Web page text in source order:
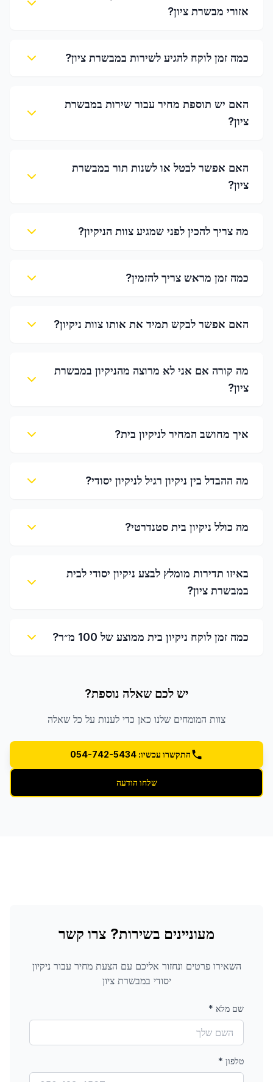
אזורי מבשרת ציון?
כמה זמן לוקח להגיע לשירות במבשרת ציון?
האם יש תוספת מחיר עבור שירות במבשרת
ציון?
האם אפשר לבטל או לשנות תור במבשרת
ציון?
מה צריך להכין לפני שמגיע צוות הניקיון?
כמה זמן מראש צריך להזמין?
האם אפשר לבקש תמיד את אותו צוות ניקיון?
מה קורה אם אני לא מרוצה מהניקיון במבשרת
ציון?
איך מחושב המחיר לניקיון בית?
מה ההבדל בין ניקיון רגיל לניקיון יסודי?
מה כולל ניקיון בית סטנדרטי?
באיזו תדירות מומלץ לבצע ניקיון יסודי לבית
במבשרת ציון?
כמה זמן לוקח ניקיון בית ממוצע של 100 מ״ר?
יש לכם שאלה נוספת?
צוות המומחים שלנו כאן כדי לענות על כל שאלה
התקשרו עכשיו: 054-742-5434
שלחו הודעה
מעוניינים בשירות? צרו קשר
השאירו פרטים ונחזור אליכם עם הצעת מחיר עבור ניקיון
יסודי במבשרת ציון
שם מלא *
טלפון *